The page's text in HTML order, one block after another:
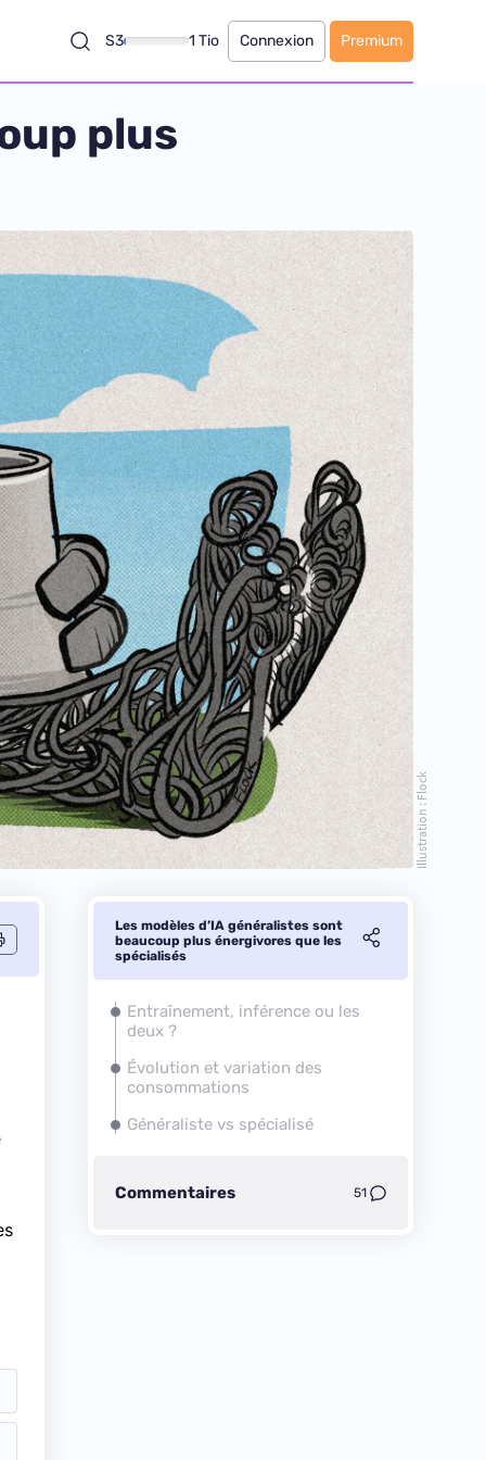
S3 1 Tio Connexion Premium
plus
Illustration : Flock
Les modèles d’IA généralistes sont
beaucoup plus énergivores que les
spécialisés
Entraînement, inférence ou les
deux ?
Évolution et variation des
consommations
Généraliste vs spécialisé
Commentaires 51